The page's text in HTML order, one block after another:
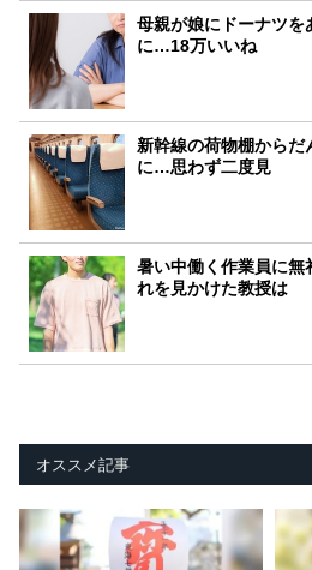
母親が娘にドーナツを
に…18万いいね
新幹線の荷物棚から
に…思わず二度見
暑い中働く作業員に無
れを見かけた教授は
オススメ記事